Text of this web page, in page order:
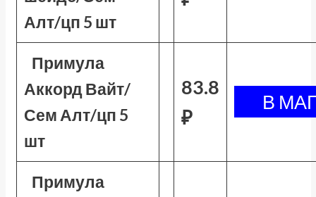
Алт/цп 5 шт
Примула
Аккорд Вайт/
Сем Алт/цп 5
шт
83.8
₽
Примула